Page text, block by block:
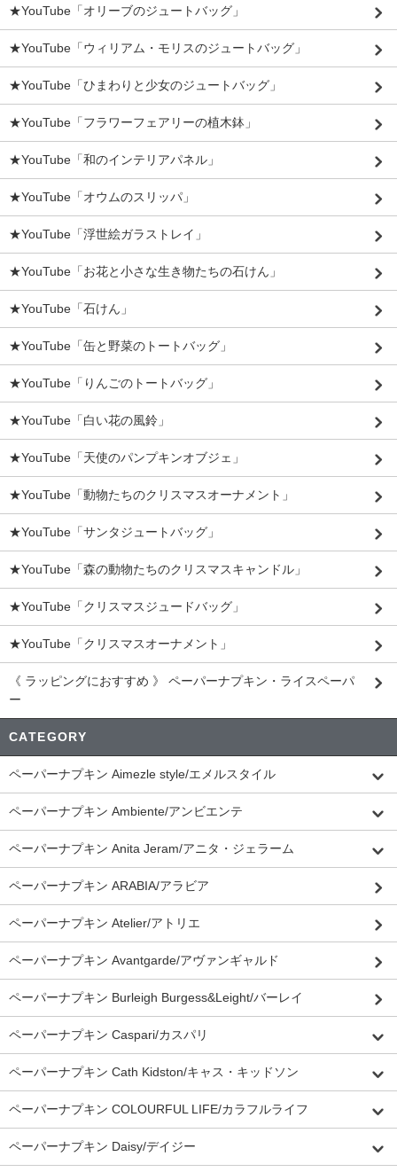
★YouTube「オリーブのジュートバッグ」
★YouTube「ウィリアム・モリスのジュートバッグ」
★YouTube「ひまわりと少女のジュートバッグ」
★YouTube「フラワーフェアリーの植木鉢」
★YouTube「和のインテリアパネル」
★YouTube「オウムのスリッパ」
★YouTube「浮世絵ガラストレイ」
★YouTube「お花と小さな生き物たちの石けん」
★YouTube「石けん」
★YouTube「缶と野菜のトートバッグ」
★YouTube「りんごのトートバッグ」
★YouTube「白い花の風鈴」
★YouTube「天使のパンプキンオブジェ」
★YouTube「動物たちのクリスマスオーナメント」
★YouTube「サンタジュートバッグ」
★YouTube「森の動物たちのクリスマスキャンドル」
★YouTube「クリスマスジュードバッグ」
★YouTube「クリスマスオーナメント」
《 ラッピングにおすすめ 》 ペーパーナプキン・ライスペーパ
ー
CATEGORY
ペーパーナプキン Aimezle style/エメルスタイル
ペーパーナプキン Ambiente/アンビエンテ
ペーパーナプキン Anita Jeram/アニタ・ジェラーム
ペーパーナプキン ARABIA/アラビア
ペーパーナプキン Atelier/アトリエ
ペーパーナプキン Avantgarde/アヴァンギャルド
ペーパーナプキン Burleigh Burgess&Leight/バーレイ
ペーパーナプキン Caspari/カスパリ
ペーパーナプキン Cath Kidston/キャス・キッドソン
ペーパーナプキン COLOURFUL LIFE/カラフルライフ
ペーパーナプキン Daisy/デイジー